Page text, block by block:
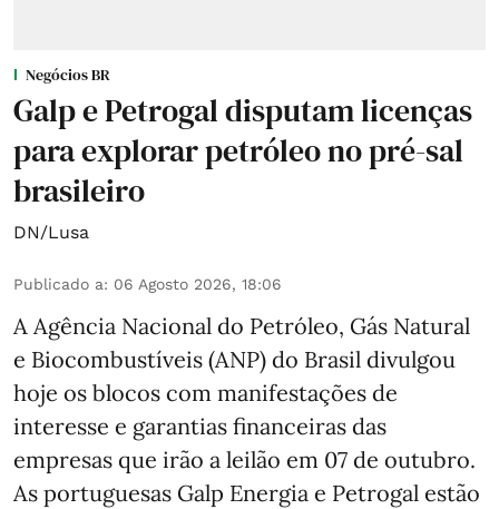
Negócios BR
Galp e Petrogal disputam licenças
para explorar petróleo no pré-sal
brasileiro
DN/Lusa
Publicado a: 06 Agosto 2026, 18:06
A Agência Nacional do Petróleo, Gás Natural
e Biocombustíveis (ANP) do Brasil divulgou
hoje os blocos com manifestações de
interesse e garantias financeiras das
empresas que irão a leilão em 07 de outubro.
As portuguesas Galp Energia e Petrogal estão